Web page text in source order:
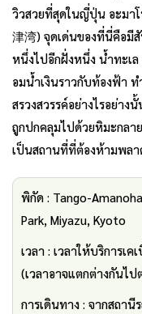
วิวสวยที่สุดในญี่ปุ่น อะมา
津湾) จุดเด่นของที่นี่คือมี
หนึ่งไปอีกฝั่งหนึ่ง น้ำทะเ
อมน้ำเงินราวกับท้องฟ้า
สรวงสวรรค์อย่างไรอย่า
ถูกปกคลุมไปด้วยหิมะกลา
เป็นสถานที่ที่ต้องห้ามพล
พิกัด : Tango-
Park, Miyazu, Kyoto
เวลา : เวลาให้บริการเ
(เวลาอาจแตกต่างกันไป
การเดินทาง : จากสถา